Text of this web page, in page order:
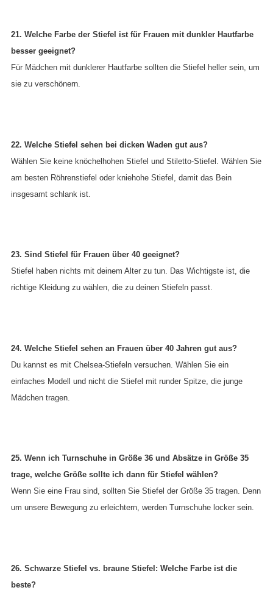
21. Welche Farbe der Stiefel ist für Frauen mit dunkler Hautfarbe
besser geeignet?
Für Mädchen mit dunklerer Hautfarbe sollten die Stiefel heller sein, um
sie zu verschönern.
22. Welche Stiefel sehen bei dicken Waden gut aus?
Wählen Sie keine knöchelhohen Stiefel und Stiletto-Stiefel. Wählen Sie
am besten Röhrenstiefel oder kniehohe Stiefel, damit das Bein
insgesamt schlank ist.
23. Sind Stiefel für Frauen über 40 geeignet?
Stiefel haben nichts mit deinem Alter zu tun. Das Wichtigste ist, die
richtige Kleidung zu wählen, die zu deinen Stiefeln passt.
24. Welche Stiefel sehen an Frauen über 40 Jahren gut aus?
Du kannst es mit Chelsea-Stiefeln versuchen. Wählen Sie ein
einfaches Modell und nicht die Stiefel mit runder Spitze, die junge
Mädchen tragen.
25. Wenn ich Turnschuhe in Größe 36 und Absätze in Größe 35
trage, welche Größe sollte ich dann für Stiefel wählen?
Wenn Sie eine Frau sind, sollten Sie Stiefel der Größe 35 tragen. Denn
um unsere Bewegung zu erleichtern, werden Turnschuhe locker sein.
26. Schwarze Stiefel vs. braune Stiefel: Welche Farbe ist die
beste?